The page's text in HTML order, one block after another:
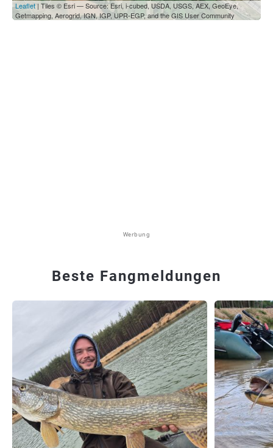
Leaflet | Tiles © Esri — Source: Esri, i-cubed, USDA, USGS, AEX, GeoEye,
Getmapping, Aerogrid, IGN, IGP, UPR-EGP, and the GIS User Community
Werbung
Beste Fangmeldungen